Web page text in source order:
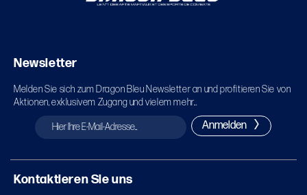
Newsletter
Melden Sie sich zum Dragon Bleu Newsletter an und profitieren Sie von
Aktionen, exklusivem Zugang und vielem mehr...
Anmelden
Kontaktieren Sie uns